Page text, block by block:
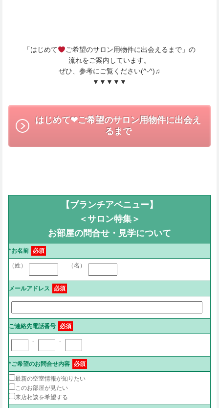
「はじめて
ご希望のサロン用物件に出会えるまで」の
流れをご案内しています。
ぜひ、参考にご覧ください(^-^)♫
▼▼▼▼▼
はじめて❤︎ご希望のサロン用物件に出会え
るまで
【ブランチアベニュー】
＜サロン特集＞
お部屋の問合せ・見学について
*お名前 必須
（姓） （名）
メールアドレス 必須
ご連絡先電話番号 必須
- -
*ご希望のお問合せ内容 必須
最新の空室情報が知りたい
このお部屋が見たい
来店相談を希望する